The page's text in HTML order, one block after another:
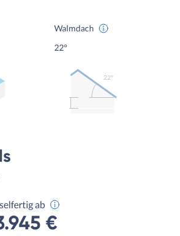
Walmdach
22°
22º
ab
€